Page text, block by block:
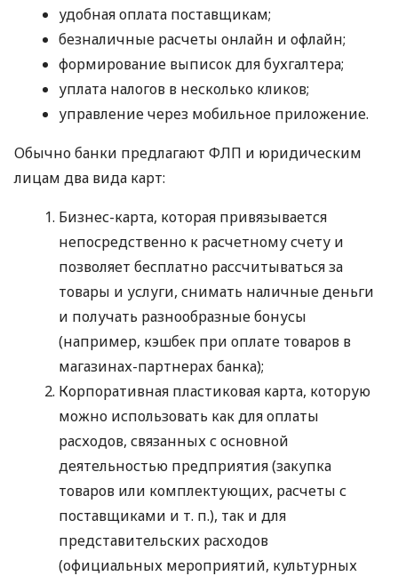
удобная оплата поставщикам;
безналичные расчеты онлайн и офлайн;
формирование выписок для бухгалтера;
уплата налогов в несколько кликов;
управление через мобильное приложение.
Обычно банки предлагают ФЛП и юридическим
лицам два вида карт:
Бизнес-карта, которая привязывается
непосредственно к расчетному счету и
позволяет бесплатно рассчитываться за
товары и услуги, снимать наличные деньги
и получать разнообразные бонусы
(например, кэшбек при оплате товаров в
магазинах-партнерах банка);
Корпоративная пластиковая карта, которую
можно использовать как для оплаты
расходов, связанных с основной
деятельностью предприятия (закупка
товаров или комплектующих, расчеты с
поставщиками и т. п.), так и для
представительских расходов
(официальных мероприятий, культурных